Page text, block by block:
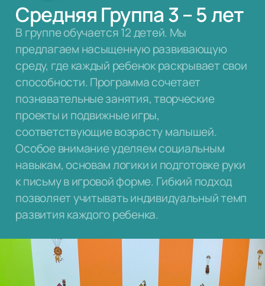
Средняя Группа 3 – 5 лет
В группе обучается 12 детей. Мы
предлагаем насыщенную развивающую
среду, где каждый ребенок раскрывает свои
способности. Программа сочетает
познавательные занятия, творческие
проекты и подвижные игры,
соответствующие возрасту малышей.
Особое внимание уделяем социальным
навыкам, основам логики и подготовке руки
к письму в игровой форме. Гибкий подход
позволяет учитывать индивидуальный темп
развития каждого ребенка.